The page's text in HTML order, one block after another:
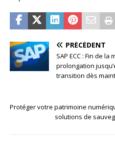
PRÉCÉDENT
SAP ECC : Fin de
prolongation
transition dès
Protéger votre patrimoine
solutions de